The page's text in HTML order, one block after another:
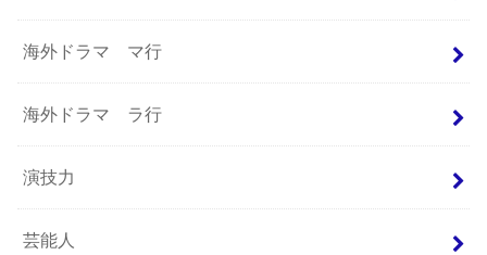
海外ドラマ マ行
海外ドラマ ラ行
演技力
芸能人